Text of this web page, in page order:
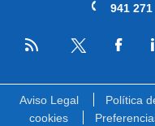
941 271
RSS
Aviso Legal Política
cookies